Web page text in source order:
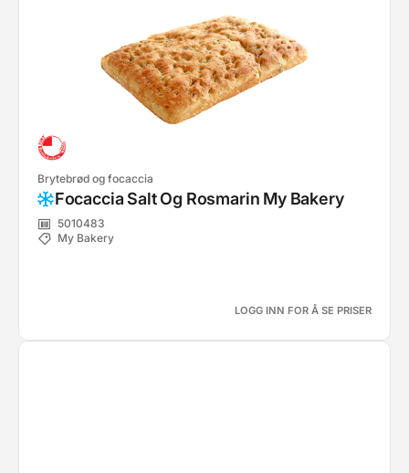
Brytebrød og focaccia
Focaccia Salt Og Rosmarin My Bakery
5010483
My Bakery
LOGG INN FOR Å SE PRISER